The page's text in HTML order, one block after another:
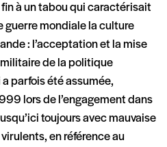
fin à un tabou qui caractérisait
guerre mondiale la culture
: l’acceptation et la mise
de la politique
parfois été assumée,
lors de l’engagement dans
toujours avec mauvaise
en référence au